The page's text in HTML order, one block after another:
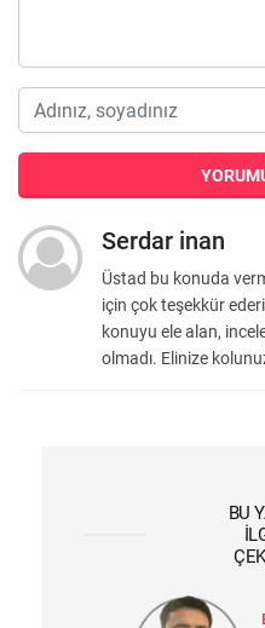
Serdar inan
Üstad bu konuda
için çok teşekkür
konuyu ele alan,
olmadı. Elinize
BU